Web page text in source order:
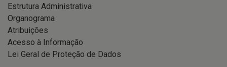
Estrutura Administrativa
Organograma
Atribuições
Acesso à Informação
Lei Geral de Proteção de Dados